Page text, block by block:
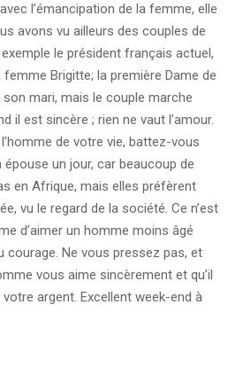
l’émancipation de la femme, elle
avons vu ailleurs des couples de
le président français actuel,
Brigitte; la première Dame de
mari, mais le couple marche
il est sincère ; rien ne vaut l’amour.
de votre vie, battez-vous
un jour, car beaucoup de
en Afrique, mais elles préfèrent
vu le regard de la société. Ce n’est
d’aimer un homme moins âgé
courage. Ne vous pressez pas, et
vous aime sincèrement et qu’il
argent. Excellent week-end à